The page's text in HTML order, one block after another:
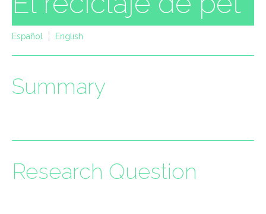
Español English
Summary
Research Question